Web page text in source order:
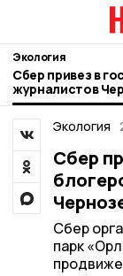
Экология
Сбер привез в
журналистов
Экология
Сбер
Сбер
парк